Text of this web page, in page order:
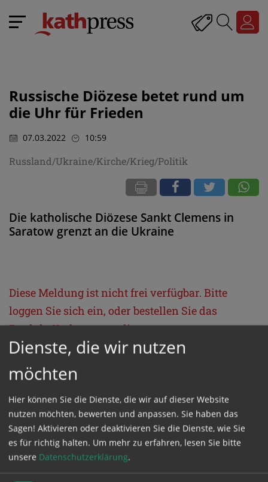
Russische Diözese betet rund um
die Uhr für Frieden
07.03.2022 10:59
Russland/Ukraine/Kirche/Krieg/Politik
Die katholische Diözese Sankt Clemens in
Saratow grenzt an die Ukraine
Diese Meldung ist nicht frei verfügbar. Bitte
loggen Sie sich ein, oder bestellen Sie das
ProduktKathpress_online.
GESCHÜTZTER BEREICH
Bitte melden Sie sich mit Ihrem Benutzernamen
und Passwort an.
Benutzername
Dienste, die wir nutzen
möchten
Hier können Sie die Dienste, die wir auf dieser Website
nutzen möchten, bewerten und anpassen. Sie haben das
Sagen! Aktivieren oder deaktivieren Sie die Dienste, wie Sie
es für richtig halten. Um mehr zu erfahren, lesen Sie bitte
unsere Datenschutzerklärung.